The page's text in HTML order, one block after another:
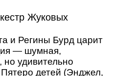
Жуковых
и Регины Бурд царит
— шумная,
но удивительно
детей (Энджел,